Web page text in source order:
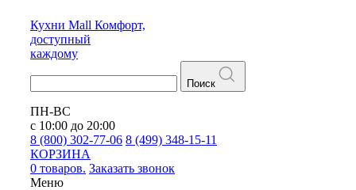
Кухни Mall Комфорт,
доступный
каждому
Поиск
ПН-ВС
с 10:00 до 20:00
8 (800) 302-77-06 8 (499) 348-15-11
КОРЗИНА
0 товаров. Заказать звонок
Меню